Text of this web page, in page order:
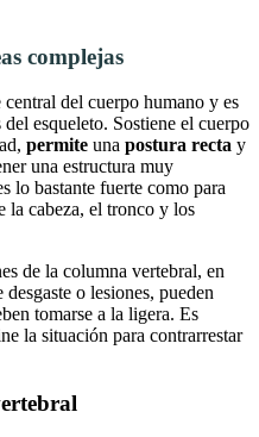
complejas
central del cuerpo humano y es
esqueleto. Sostiene el cuerpo
permite una postura recta y
una estructura muy
lo bastante fuerte como para
la cabeza, el tronco y los
de la columna vertebral, en
o lesiones, pueden
tomarse a la ligera. Es
la situación para contrarrestar